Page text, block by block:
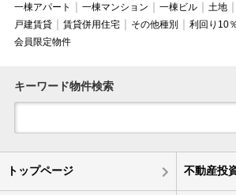
一棟アパート 一棟マンション 一棟ビル 土地
戸建賃貸
賃貸併用住宅 その他種別 利回り10
会員限定物件
キーワード物件検索
トップページ 不動産投